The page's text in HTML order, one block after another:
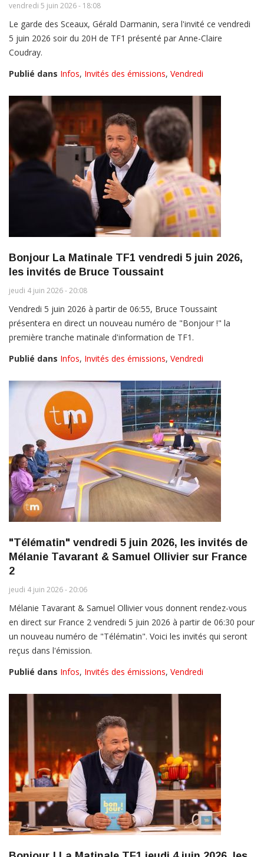
vendredi 5 juin 2026 - 18:08
Le garde des Sceaux, Gérald Darmanin, sera l'invité ce vendredi
5 juin 2026 soir du 20H de TF1 présenté par Anne-Claire
Coudray.
Publié dans Infos, Invités des émissions, Vendredi
Bonjour La Matinale TF1 vendredi 5 juin 2026,
les invités de Bruce Toussaint
jeudi 4 juin 2026 - 20:08
Vendredi 5 juin 2026 à partir de 06:55, Bruce Toussaint
présentera en direct un nouveau numéro de "Bonjour !" la
première tranche matinale d'information de TF1.
Publié dans Infos, Invités des émissions, Vendredi
"Télématin" vendredi 5 juin 2026, les invités de
Mélanie Tavarant & Samuel Ollivier sur France
2
jeudi 4 juin 2026 - 20:06
Mélanie Tavarant & Samuel Ollivier vous donnent rendez-vous
en direct sur France 2 vendredi 5 juin 2026 à partir de 06:30 pour
un nouveau numéro de "Télématin". Voici les invités qui seront
reçus dans l'émission.
Publié dans Infos, Invités des émissions, Vendredi